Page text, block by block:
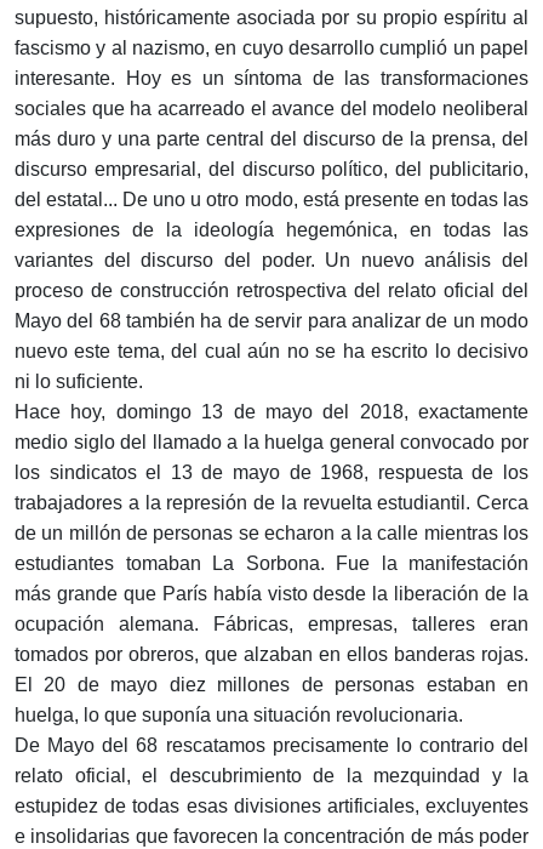
supuesto, históricamente asociada por su propio espíritu al
fascismo y al nazismo, en cuyo desarrollo cumplió un papel
interesante. Hoy es un síntoma de las transformaciones
sociales que ha acarreado el avance del modelo neoliberal
más duro y una parte central del discurso de la prensa, del
discurso empresarial, del discurso político, del publicitario,
del estatal... De uno u otro modo, está presente en todas las
expresiones de la ideología hegemónica, en todas las
variantes del discurso del poder. Un nuevo análisis del
proceso de construcción retrospectiva del relato oficial del
Mayo del 68 también ha de servir para analizar de un modo
nuevo este tema, del cual aún no se ha escrito lo decisivo
ni lo suficiente.
Hace hoy, domingo 13 de mayo del 2018, exactamente
medio siglo del llamado a la huelga general convocado por
los sindicatos el 13 de mayo de 1968, respuesta de los
trabajadores a la represión de la revuelta estudiantil. Cerca
de un millón de personas se echaron a la calle mientras los
estudiantes tomaban La Sorbona. Fue la manifestación
más grande que París había visto desde la liberación de la
ocupación alemana. Fábricas, empresas, talleres eran
tomados por obreros, que alzaban en ellos banderas rojas.
El 20 de mayo diez millones de personas estaban en
huelga, lo que suponía una situación revolucionaria.
De Mayo del 68 rescatamos precisamente lo contrario del
relato oficial, el descubrimiento de la mezquindad y la
estupidez de todas esas divisiones artificiales, excluyentes
e insolidarias que favorecen la concentración de más poder